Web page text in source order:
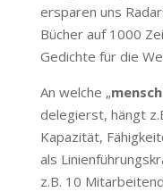
ersparen uns
Bücher auf 1000
Gedichte für die
An welche „
delegierst, hängt
Kapazität,
als
z.B. 10